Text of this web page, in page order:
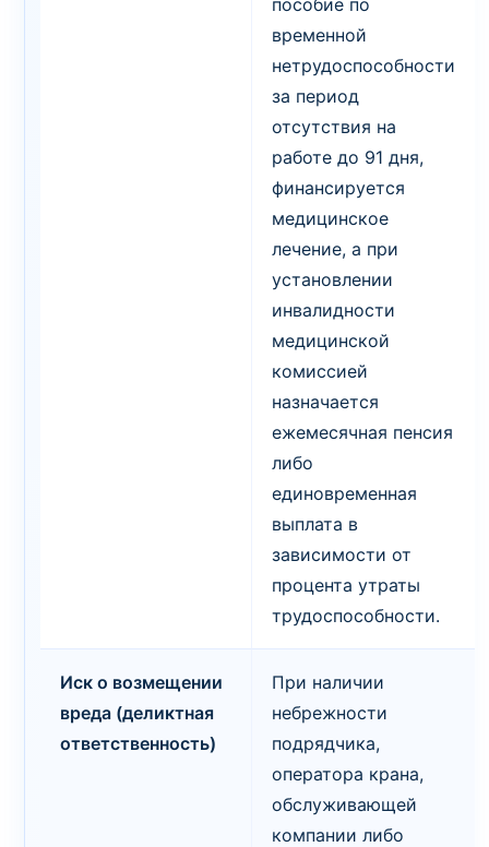
временной
нетрудоспособности
за период
отсутствия на
работе до 91 дня,
финансируется
медицинское
лечение, а при
установлении
инвалидности
медицинской
комиссией
назначается
ежемесячная пенсия
либо
единовременная
выплата в
зависимости от
процента утраты
трудоспособности.
Иск о возмещении
вреда (деликтная
ответственность)
При наличии
небрежности
подрядчика,
оператора крана,
обслуживающей
компании либо